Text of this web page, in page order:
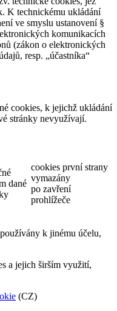
K technickému ukládání
ve smyslu ustanovení §
komunikacích
(zákon o elektronických
resp. „účastníka“
cookies, k jejichž ukládání
stránky nevyužívají.
dané
cookies první strany
vymazány
po zavření
prohlížeče
k jinému účelu,
a jejich širším využití,
(CZ)